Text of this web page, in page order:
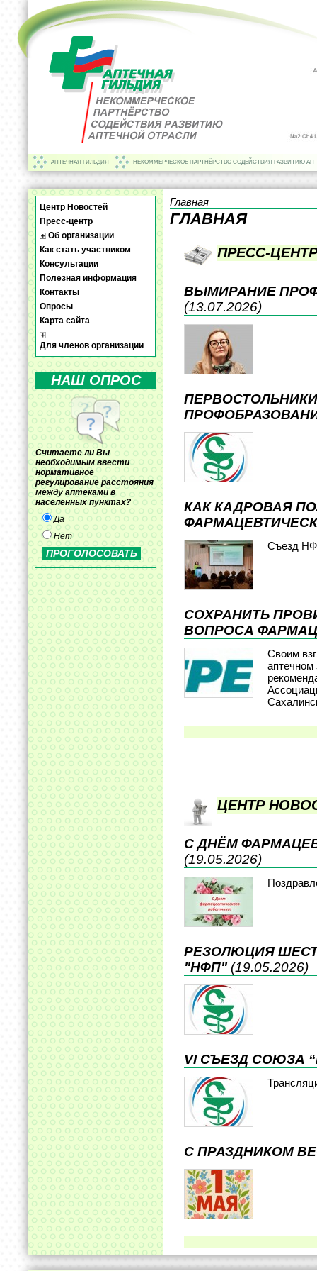
АПТЕЧНАЯ ГИЛЬДИЯ НЕКОММЕРЧЕСКОЕ ПАРТНЁРСТВО СОДЕЙСТВИЯ РАЗВИТИЮ
Центр Новостей
Пресс-центр
Об организации
Как стать участником
Консультации
Полезная информация
Контакты
Опросы
Карта сайта
Для членов организации
НАШ ОПРОС
Считаете ли Вы
необходимым ввести
нормативное
регулирование расстояния
между аптеками в
населенных пунктах?
Да
Нет
Главная
ГЛАВНАЯ
ПРЕСС-ЦЕНТР
ВЫМИРАНИЕ
(13.07.2026)
КАК КАДРОВАЯ
Съезд
СОХРАНИТЬ
ВОПРОСА
Своим
аптечном
ЦЕНТР
С ДНЁМ
(19.05.2026)
РЕЗОЛЮЦИЯ
"НФП" (19.05.2026)
VI СЪЕЗД СОЮЗА
С ПРАЗДНИКОМ